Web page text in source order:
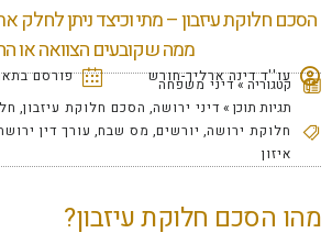
הסכם חלוקת עיזבון – מתי וכיצד ניתן לחלק
ממה שקובעים הצוואה או
עו''ד דינה ארליך-חורש פורסם קטגוריה » דיני משפחה
תגיות תוכן » דיני ירושה,הסכם חלוקת עיזבון,
חלוקת ירושה,יורשים,מס שבח,עורך דין ירושה,
איזון
מהו הסכם חלוקת עיזבון?